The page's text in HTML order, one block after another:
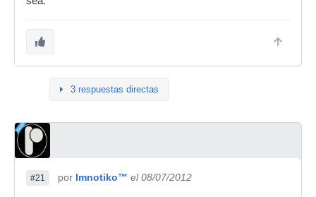
3 respuestas directas
#21 por Imnotiko™ el 08/07/2012